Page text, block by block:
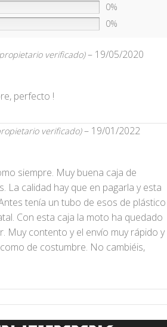
0%
0%
verificado) – 19/05/2020
perfecto !
verificado) – 19/01/2022
siempre. Muy buena caja de
La calidad hay que en pagarla y esta
tenía un tubo de esos de plástico
Con esta caja la moto ha quedado
Muy contento y el envío muy rápido y
de costumbre. No cambiéis,